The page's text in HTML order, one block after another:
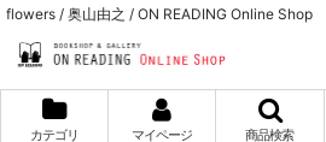
flowers / 奥山由之 / ON READING Online Shop
カテゴリ マイページ 商品検索